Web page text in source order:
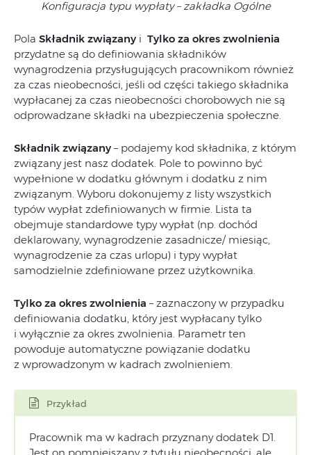
Konfiguracja typu wypłaty – zakładka Ogólne
Pola Składnik związany i Tylko za okres zwolnienia
przydatne są do definiowania składników
wynagrodzenia przysługujących pracownikom również
za czas nieobecności, jeśli od części takiego składnika
wypłacanej za czas nieobecności chorobowych nie są
odprowadzane składki na ubezpieczenia społeczne.
Składnik związany – podajemy kod składnika, z którym
związany jest nasz dodatek. Pole to powinno być
wypełnione w dodatku głównym i dodatku z nim
związanym. Wyboru dokonujemy z listy wszystkich
typów wypłat zdefiniowanych w firmie. Lista ta
obejmuje standardowe typy wypłat (np. dochód
deklarowany, wynagrodzenie zasadnicze/ miesiąc,
wynagrodzenie za czas urlopu) i typy wypłat
samodzielnie zdefiniowane przez użytkownika.
Tylko za okres zwolnienia – zaznaczony w przypadku
definiowania dodatku, który jest wypłacany tylko
i wyłącznie za okres zwolnienia. Parametr ten
powoduje automatyczne powiązanie dodatku
z wprowadzonym w kadrach zwolnieniem.
Przykład
Pracownik ma w kadrach przyznany dodatek D1.